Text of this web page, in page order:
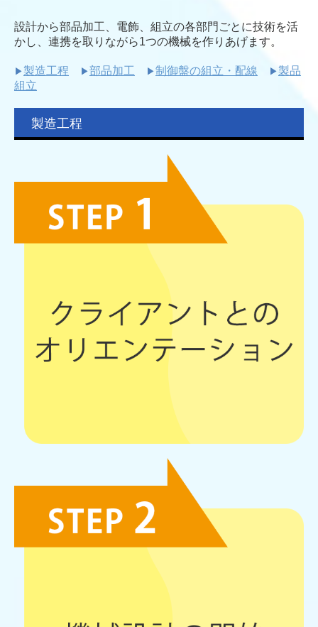
設計から部品加工、電飾、組立の各部門ごとに技術を活
かし、連携を取りながら1つの機械を作りあげます。
▶製造工程 ▶部品加工 ▶制御盤の組立・配線 ▶製品
組立
製造工程